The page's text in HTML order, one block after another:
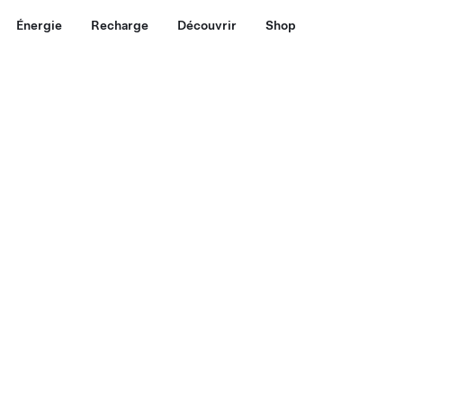
Énergie Recharge Découvrir Shop